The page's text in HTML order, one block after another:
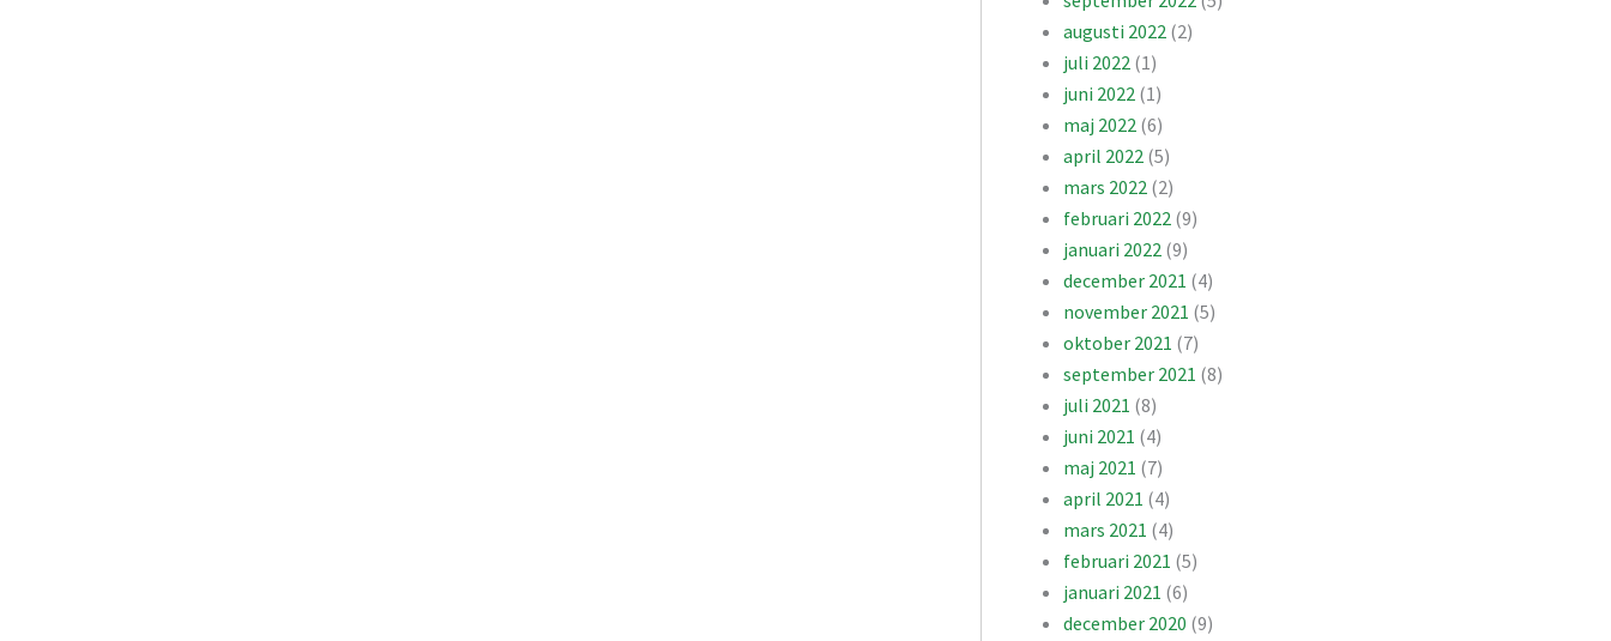
augusti 2022(2)
juli 2022(1)
juni 2022(1)
maj 2022(6)
april 2022(5)
mars 2022(2)
februari 2022(9)
januari 2022(9)
december 2021 (4)
november 2021 (5)
oktober 2021 (7)
september 2021 (8)
juli 2021 (8)
juni 2021 (4)
maj 2021 (7)
april 2021 (4)
mars 2021 (4)
februari 2021 (5)
januari 2021 (6)
december 2020 (9)